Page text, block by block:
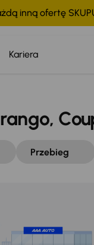
inną ofertę
Kariera
Przebieg